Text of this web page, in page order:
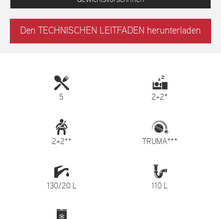
Den TECHNISCHEN LEITFADEN herunterladen
5 2+2*
2+2** TRUMA***
130/20 L 110 L